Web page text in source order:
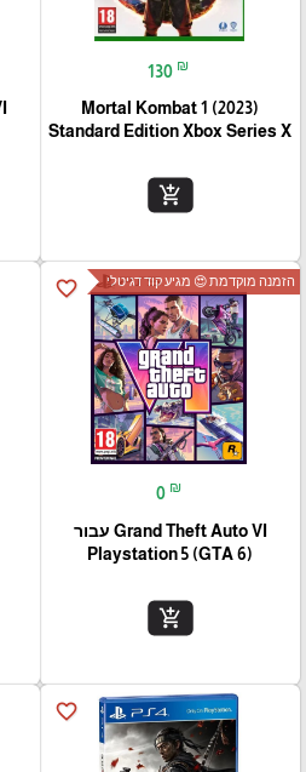
130 ₪
Mortal Kombat 1 (2023)
Standard Edition Xbox Series X
add_shopping_cart
favorite_border הזמנה מוקדמת 😍 מגיע קוד דגיטלי
0 ₪
Grand Theft Auto VI עבור
(Playstation 5 (GTA 6
add_shopping_cart
favorite_border